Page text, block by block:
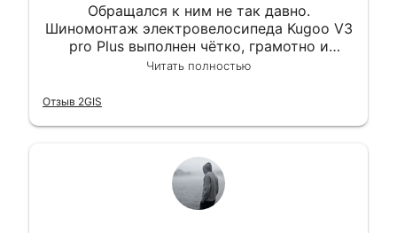
Обращался к ним не так давно.
Шиномонтаж электровелосипеда Kugoo V3
pro Plus выполнен чётко, грамотно и
квалифицированно. Всё сделано
Читать полностью
Отзыв 2GIS